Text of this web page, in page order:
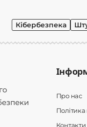
Кібербезпека
Про нас
Політика
Контакти